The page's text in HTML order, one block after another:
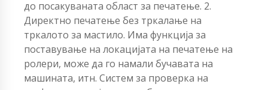
до посакуваната област за печатење. 2.
Директно печатење без тркалање на
тркалото за мастило. Има функција за
поставување на локацијата на печатење на
ролери, може да го намали бучавата на
машината, итн. Систем за проверка на